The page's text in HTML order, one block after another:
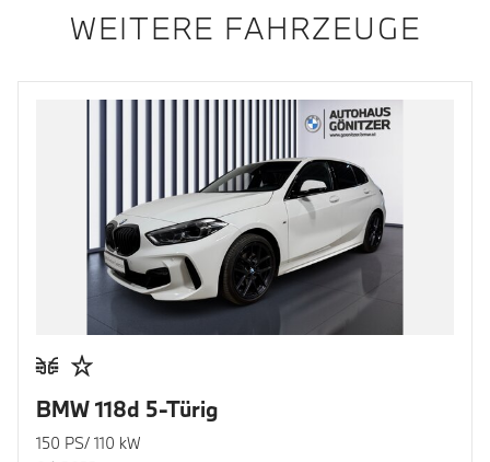
WEITERE FAHRZEUGE
BMW 118d 5-Türig
150 PS/ 110 kW